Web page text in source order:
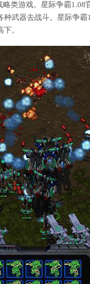
类游戏。星际争霸
武器去战斗。星际争
。